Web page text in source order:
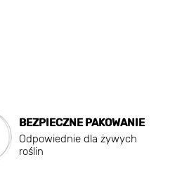
BEZPIECZNE PAKOWANIE
Odpowiednie dla żywych
roślin